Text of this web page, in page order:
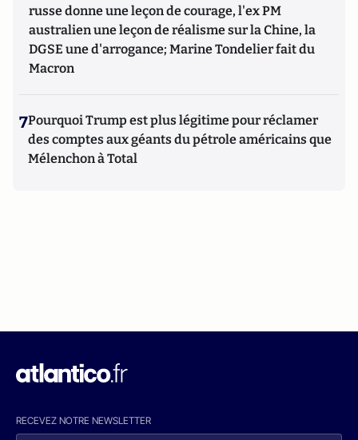
russe donne une leçon de courage, l'ex PM
australien une leçon de réalisme sur la Chine, la
DGSE une d'arrogance; Marine Tondelier fait du
Macron
7Pourquoi Trump est plus légitime pour réclamer
des comptes aux géants du pétrole américains que
Mélenchon à Total
RECEVEZ NOTRE NEWSLETTER